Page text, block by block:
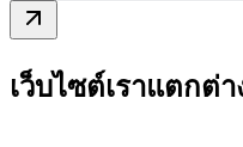
เว็บไซต์เราแตกต่